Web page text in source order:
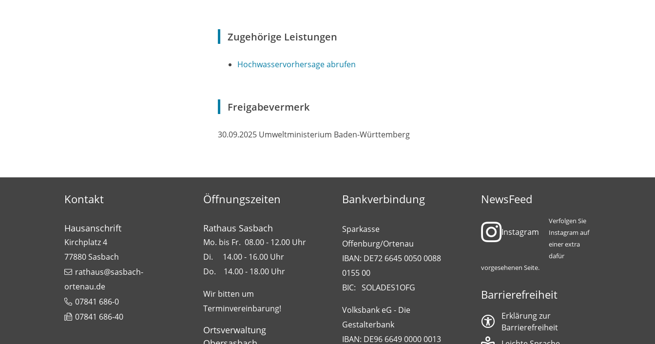
Zugehörige Leistungen
Hochwasservorhersage abrufen
Freigabevermerk
30.09.2025 Umweltministerium Baden-Württemberg
Kontakt
Hausanschrift
Kirchplatz 4
77880Sasbach
rathaus@sasbach-
ortenau.de
07841 686-0
07841 686-40
Öffnungszeiten
Rathaus Sasbach
Mo. bis Fr. 08.00 - 12.00 Uhr
Di. 14.00 - 16.00 Uhr
Do. 14.00 - 18.00 Uhr
Wir bitten um
Terminvereinbarung!
Ortsverwaltung
Bankverbindung
Sparkasse
Offenburg/Ortenau
IBAN: DE72 6645 0050 0088
0155 00
BIC: SOLADES1OFG
Volksbank eG - Die
Gestalterbank
IBAN: DE96 6649 0000 0013
NewsFeed
Instagram
Verfolgen Sie
Instagram auf
einer extra
dafür
vorgesehenen Seite.
Barrierefreiheit
Erklärung zur
Barrierefreiheit